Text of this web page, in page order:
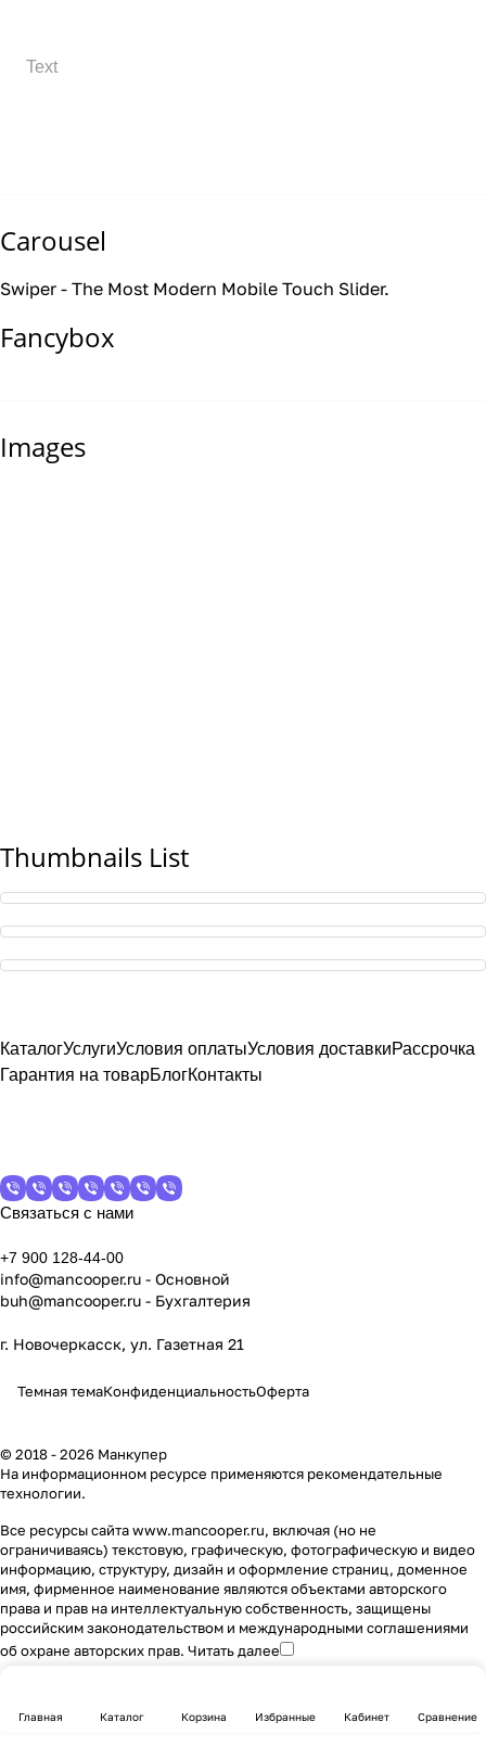
Text
Carousel
Swiper - The Most Modern Mobile Touch Slider.
Fancybox
Images
Thumbnails List
КаталогУслугиУсловия оплатыУсловия доставкиРассрочка
Гарантия на товарБлогКонтакты
Связаться с нами
+7 900 128-44-00
info@mancooper.ru - Основной
buh@mancooper.ru - Бухгалтерия
г. Новочеркасск, ул. Газетная 21
Темная темаКонфиденциальностьОферта
© 2018 - 2026 Манкупер
На информационном ресурсе применяются рекомендательные
технологии.
Все ресурсы сайта www.mancooper.ru, включая (но не
ограничиваясь) текстовую, графическую, фотографическую и видео
информацию, структуру, дизайн и оформление страниц, доменное
имя, фирменное наименование являются объектами авторского
права и прав на интеллектуальную собственность, защищены
российским законодательством и международными соглашениями
об охране авторских прав. Читать далее
Главная Каталог Корзина Избранные Кабинет Сравнение